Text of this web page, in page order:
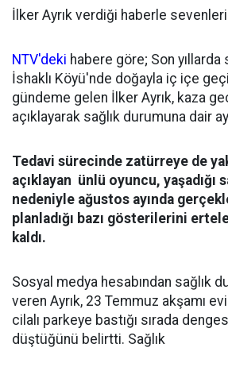
İlker Ayrık verdiği haberle
NTV'deki habere göre; Son yıllarda
İshaklı Köyü'nde doğayla iç içe
gündeme gelen İlker Ayrık, kaza
açıklayarak sağlık durumuna dair
Tedavi sürecinde zatürreye de
açıklayan ünlü oyuncu, yaşadığı
nedeniyle ağustos ayında
planladığı bazı gösterilerini
kaldı.
Sosyal medya hesabından sağlık
veren Ayrık, 23 Temmuz akşamı
cilalı parkeye bastığı sırada
düştüğünü belirtti. Sağlık